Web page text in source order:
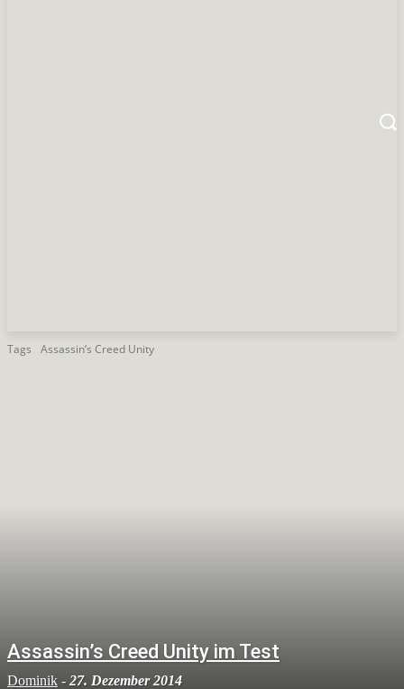
Tags Assassin’s Creed Unity
Assassin’s Creed Unity im Test
Dominik - 27. Dezember 2014